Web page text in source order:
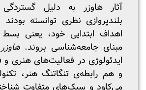
آثار هاوزر به دلیل
بلند‌پروازی‌ نظری توانسته بودند
اهداف ابتدایی خود، یعنی بسط
مبنای جامعه‌شناسی بروند.هاوزر
ایدئولوژی در فعالیت‌های هنری و
و هم رابطه‌ی تنگاتنگ هنر،
می‌کاود و سبک‌های متفاوتِ